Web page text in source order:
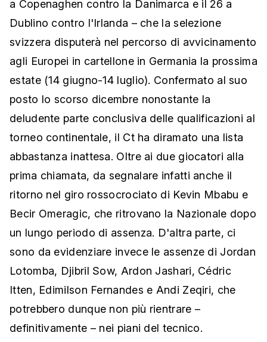
a Copenaghen contro la Danimarca e il 26 a
Dublino contro l'Irlanda – che la selezione
svizzera disputerà nel percorso di avvicinamento
agli Europei in cartellone in Germania la prossima
estate (14 giugno-14 luglio). Confermato al suo
posto lo scorso dicembre nonostante la
deludente parte conclusiva delle qualificazioni al
torneo continentale, il Ct ha diramato una lista
abbastanza inattesa. Oltre ai due giocatori alla
prima chiamata, da segnalare infatti anche il
ritorno nel giro rossocrociato di Kevin Mbabu e
Becir Omeragic, che ritrovano la Nazionale dopo
un lungo periodo di assenza. D'altra parte, ci
sono da evidenziare invece le assenze di Jordan
Lotomba, Djibril Sow, Ardon Jashari, Cédric
Itten, Edimilson Fernandes e Andi Zeqiri, che
potrebbero dunque non più rientrare –
definitivamente – nei piani del tecnico.